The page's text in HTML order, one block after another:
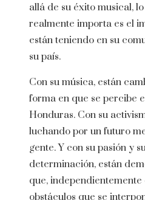
allá de su éxito musical,
realmente importa es el
están teniendo en su
su país.
Con su música, están
forma en que se percibe
Honduras. Con su
luchando por un futuro
gente. Y con su pasión y
determinación, están
que, independientemente
obstáculos que se